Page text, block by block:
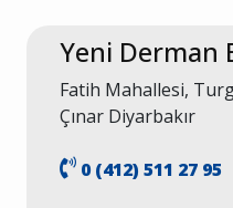
Yeni Derman
Fatih Mahallesi,
Çınar Diyarbakır
0 (412) 511 27 95